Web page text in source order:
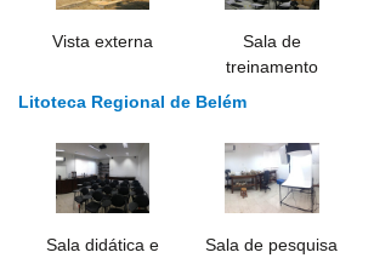
Vista externa
Sala de
treinamento
Litoteca Regional de Belém
Sala didática e
Sala de pesquisa